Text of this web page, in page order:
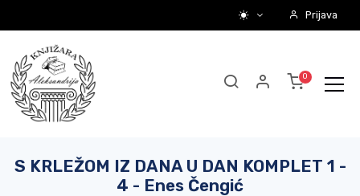
Prijava
S KRLEŽOM IZ DANA U DAN KOMPLET 1 -
4 - Enes Čengić